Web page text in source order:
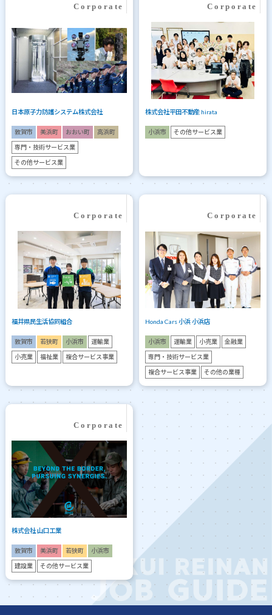
日本原子力防護システム株式会社
敦賀市 美浜町 おおい町 高浜町
専門・技術サービス業
その他サービス業
株式会社平田不動産 hirata
小浜市 その他サービス業
福井県民生活協同組合
敦賀市 若狭町 小浜市 運輸業
小売業 福祉業 複合サービス事業
Honda Cars 小浜 小浜店
小浜市 運輸業 小売業 金融業
専門・技術サービス業
複合サービス事業 その他の業種
株式会社 山口工業
敦賀市 美浜町 若狭町 小浜市
建設業 その他サービス業